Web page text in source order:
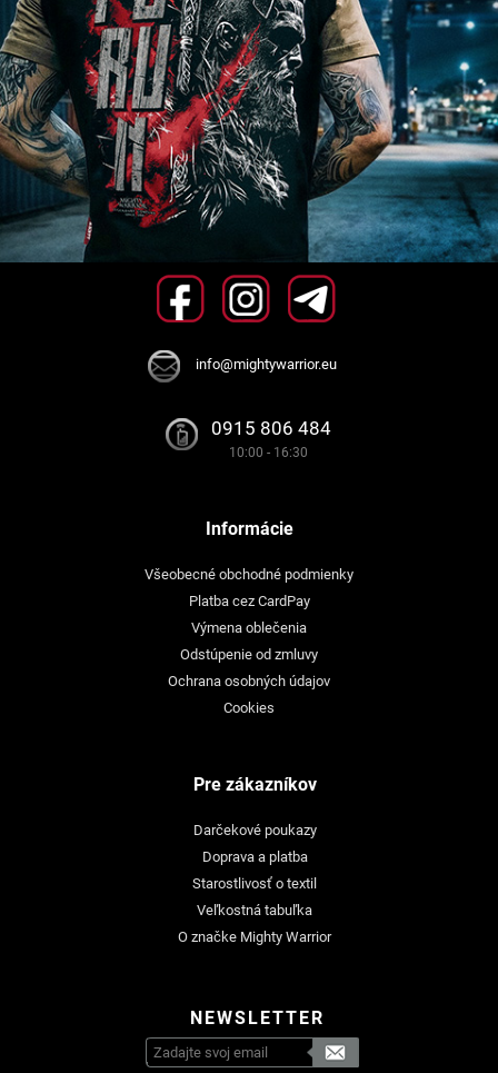
info@mightywarrior.eu
0915 806 484
10:00 - 16:30
Informácie
Všeobecné obchodné podmienky
Platba cez CardPay
Výmena oblečenia
Odstúpenie od zmluvy
Ochrana osobných údajov
Cookies
Pre zákazníkov
Darčekové poukazy
Doprava a platba
Starostlivosť o textil
Veľkostná tabuľka
O značke Mighty Warrior
NEWSLETTER